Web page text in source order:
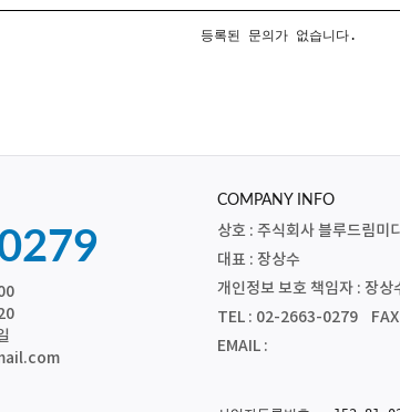
등록된 문의가 없습니다.
COMPANY INFO
상호 : 주식회사 블루드림미
대표 : 장상수
개인정보 보호 책임자 : 장상
TEL : 02-2663-0279
EMAIL :